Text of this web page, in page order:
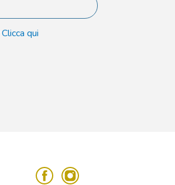
Clicca qui